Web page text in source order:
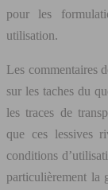
pour les
utilisation.
Les commentaires
sur les taches du
les traces de
que ces lessives
conditions
particulièrement la